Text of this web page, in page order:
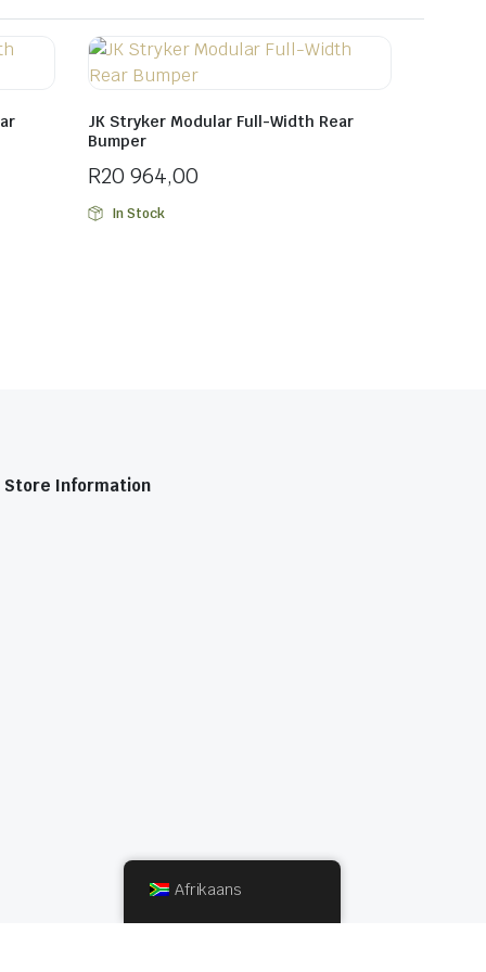
JK Stryker Modular Full-Width Rear
Bumper
R20 964,00
In Stock
Store Information
Afrikaans